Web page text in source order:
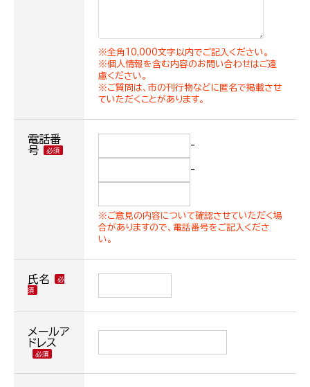
※全角10,000文字以内でご記入ください。
※個人情報を含む内容のお問い合わせはご遠
慮ください。
※ご質問は、市の刊行物などに匿名で掲載させ
ていただくことがあります。
電話番
号
-
-
※ご意見の内容について確認させていただく場
合がありますので、電話番号をご記入くださ
い。
氏名
メールア
ドレス